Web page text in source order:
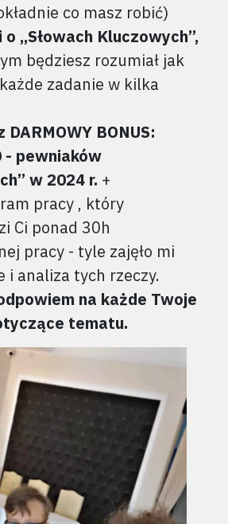
co masz robić)
,,Słowach Kluczowych’’,
będziesz rozumiał jak
zadanie w kilka
BONUS:
- pewniaków
w 2024 r. +
pracy , który
Ci ponad 30h
pracy - tyle zajęło mi
i analiza tych rzeczy.
na każde Twoje
tematu.